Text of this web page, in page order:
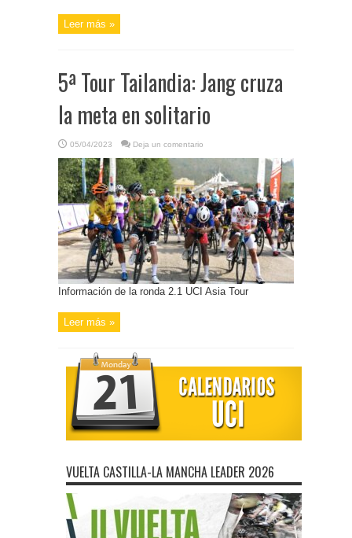
Leer más »
5ª Tour Tailandia: Jang cruza
la meta en solitario
05/04/2023 Deja un comentario
Información de la ronda 2.1 UCI Asia Tour
Leer más »
VUELTA CASTILLA-LA MANCHA LEADER 2026